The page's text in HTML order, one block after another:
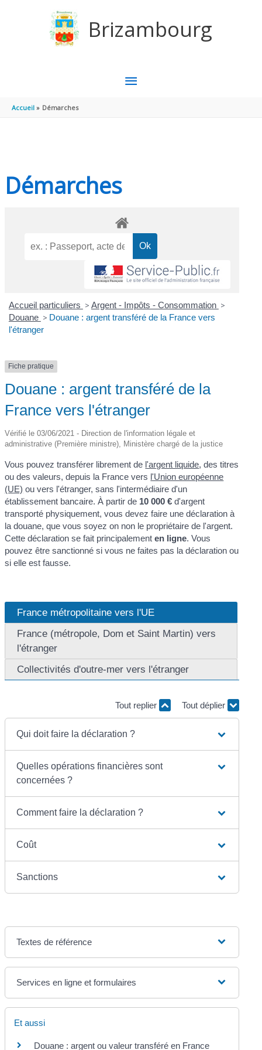
Brizambourg
MENU
Accueil Démarches
Démarches
Accueil particuliers > Argent - Impôts - Consommation >
Douane > Douane : argent transféré de la France vers
l'étranger
Fiche pratique
Douane : argent transféré de la
France vers l'étranger
Vérifié le 03/06/2021 - Direction de l'information légale et
administrative (Première ministre), Ministère chargé de la justice
Vous pouvez transférer librement de l'argent liquide, des titres
ou des valeurs, depuis la France vers l'Union européenne
(UE) ou vers l'étranger, sans l'intermédiaire d'un
établissement bancaire. À partir de 10 000 € d'argent
transporté physiquement, vous devez faire une déclaration à
la douane, que vous soyez on non le propriétaire de l'argent.
Cette déclaration se fait principalementen ligne. Vous
pouvez être sanctionné si vous ne faites pas la déclaration ou
si elle est fausse.
France métropolitaine vers l'UE
France (métropole, Dom et Saint Martin) vers
l'étranger
Collectivités d'outre-mer vers l'étranger
Tout replier Tout déplier
Qui doit faire la déclaration ?
Quelles opérations financières sont
concernées ?
Comment faire la déclaration ?
Coût
Sanctions
Textes de référence
Services en ligne et formulaires
Et aussi
Douane : argent ou valeur transféré en France